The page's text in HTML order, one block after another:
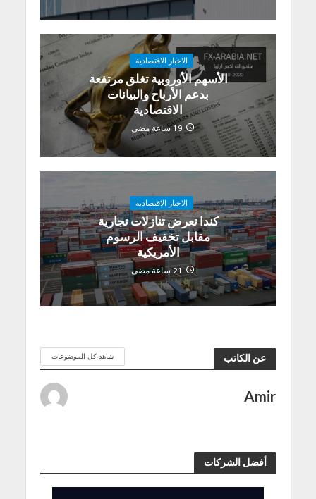
الاخبار الاقتصادية
الأسهم الأوروبية تغلق مرتفعة
بدعم الأرباح والبيانات
الاقتصادية
19 ساعة مضى
الاخبار الاقتصادية
كندا تعرض تنازلات تجارية
مقابل تخفيف الرسوم
الأمريكية
21 ساعة مضى
عن الكاتب شاهد كل الموضوعات
Amir
أفضل الشركات